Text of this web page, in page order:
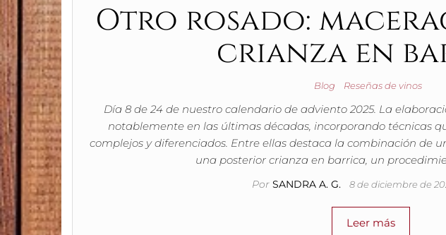
Otro rosado:
crianza en
Blog Reseñas de vinos
Día 8 de 24 de nuestro calendario de adviento 2025. La
notablemente en las últimas décadas, incorporando técnicas
complejos y diferenciados. Entre ellas destaca la combinación de
una posterior crianza en barrica, un
Por SANDRA A. G. 8 de diciembre de
Leer más